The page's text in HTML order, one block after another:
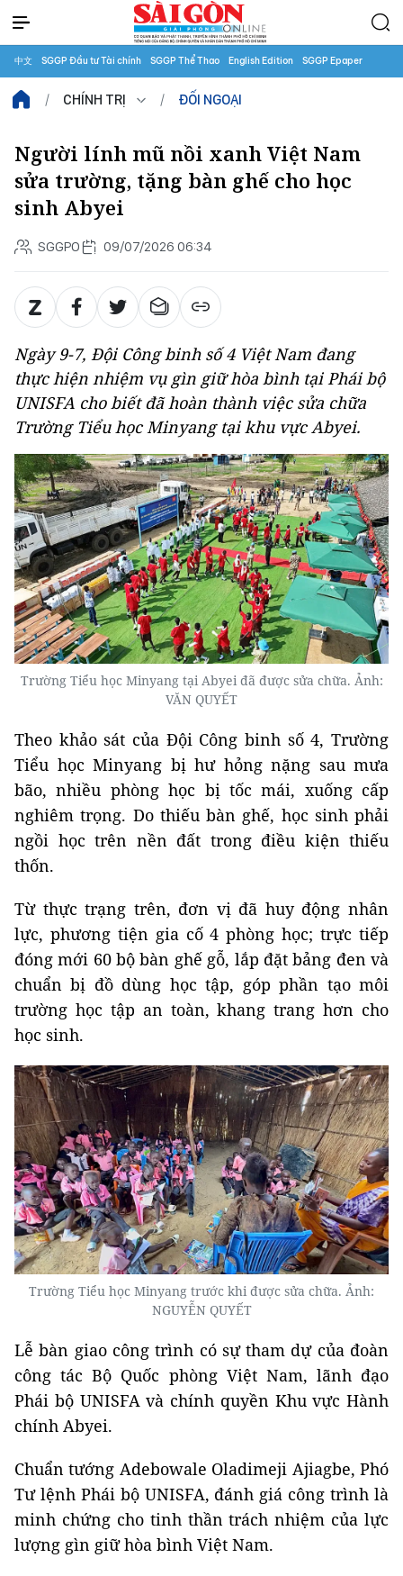
中文 SGGP Đầu tư Tài chính SGGP Thể Thao English Edition SGGP Epaper
CHÍNH TRỊ ĐỐI NGOẠI
Người lính mũ nồi xanh Việt Nam
sửa trường, tặng bàn ghế cho học
sinh Abyei
SGGPO 09/07/2026 06:34
Ngày 9-7, Đội Công binh số 4 Việt Nam đang
thực hiện nhiệm vụ gìn giữ hòa bình tại Phái bộ
UNISFA cho biết đã hoàn thành việc sửa chữa
Trường Tiểu học Minyang tại khu vực Abyei.
Trường Tiểu học Minyang tại Abyei đã được sửa chữa. Ảnh:
VĂN QUYẾT
Theo khảo sát của Đội Công binh số 4, Trường
Tiểu học Minyang bị hư hỏng nặng sau mưa
bão, nhiều phòng học bị tốc mái, xuống cấp
nghiêm trọng. Do thiếu bàn ghế, học sinh phải
ngồi học trên nền đất trong điều kiện thiếu
thốn.
Từ thực trạng trên, đơn vị đã huy động nhân
lực, phương tiện gia cố 4 phòng học; trực tiếp
đóng mới 60 bộ bàn ghế gỗ, lắp đặt bảng đen và
chuẩn bị đồ dùng học tập, góp phần tạo môi
trường học tập an toàn, khang trang hơn cho
học sinh.
Trường Tiểu học Minyang trước khi được sửa chữa. Ảnh:
NGUYỄN QUYẾT
Lễ bàn giao công trình có sự tham dự của đoàn
công tác Bộ Quốc phòng Việt Nam, lãnh đạo
Phái bộ UNISFA và chính quyền Khu vực Hành
chính Abyei.
Chuẩn tướng Adebowale Oladimeji Ajiagbe, Phó
Tư lệnh Phái bộ UNISFA, đánh giá công trình là
minh chứng cho tinh thần trách nhiệm của lực
lượng gìn giữ hòa bình Việt Nam.